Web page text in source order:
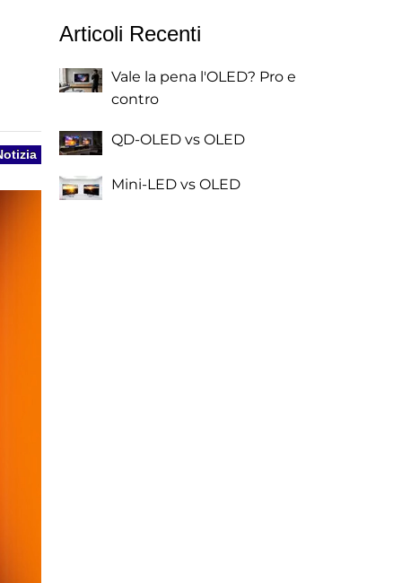
Articoli Recenti
Vale la pena l'OLED? Pro e
contro
QD-OLED vs OLED
Mini-LED vs OLED